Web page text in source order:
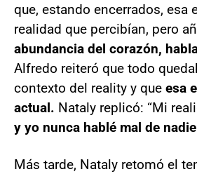
que, estando encerrados, esa
realidad que percibían, pero
abundancia del corazón,
Alfredo reiteró que todo
contexto del reality y que esa
actual. Nataly replicó: “Mi
y yo nunca hablé mal de
Más tarde, Nataly retomó el